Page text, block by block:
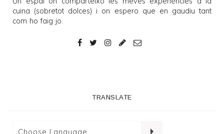
cuina (sobretot dolces) i on espero que en gaudiu tant
com ho faig jo.
TRANSLATE